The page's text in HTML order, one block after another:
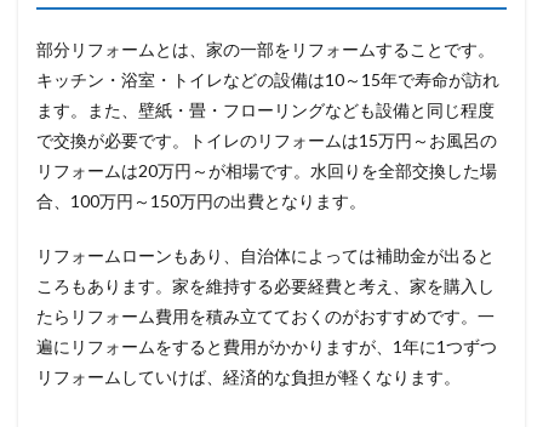
部分リフォームとは、家の一部をリフォームすることです。
キッチン・浴室・トイレなどの設備は10～15年で寿命が訪れ
ます。また、壁紙・畳・フローリングなども設備と同じ程度
で交換が必要です。トイレのリフォームは15万円～お風呂の
リフォームは20万円～が相場です。水回りを全部交換した場
合、100万円～150万円の出費となります。
リフォームローンもあり、自治体によっては補助金が出ると
ころもあります。家を維持する必要経費と考え、家を購入し
たらリフォーム費用を積み立てておくのがおすすめです。一
遍にリフォームをすると費用がかかりますが、1年に1つずつ
リフォームしていけば、経済的な負担が軽くなります。